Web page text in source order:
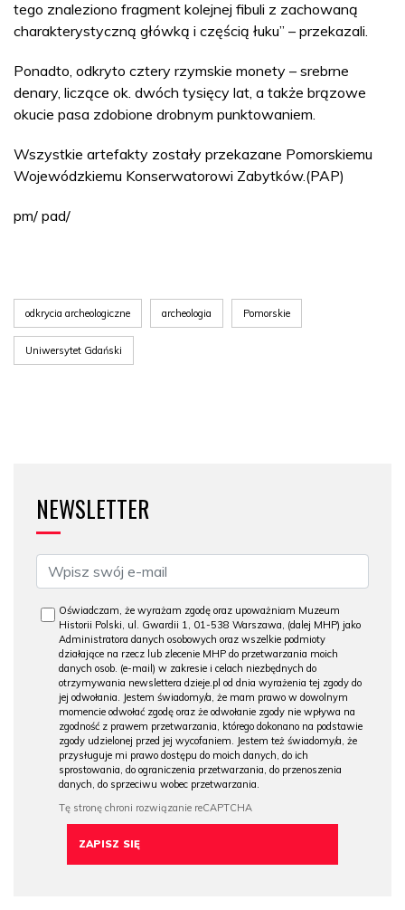
tego znaleziono fragment kolejnej fibuli z zachowaną
charakterystyczną główką i częścią łuku” – przekazali.
Ponadto, odkryto cztery rzymskie monety – srebrne
denary, liczące ok. dwóch tysięcy lat, a także brązowe
okucie pasa zdobione drobnym punktowaniem.
Wszystkie artefakty zostały przekazane Pomorskiemu
Wojewódzkiemu Konserwatorowi Zabytków.(PAP)
pm/ pad/
odkrycia archeologiczne archeologia Pomorskie
Uniwersytet Gdański
NEWSLETTER
Oświadczam, że wyrażam zgodę oraz upoważniam Muzeum
Historii Polski, ul. Gwardii 1, 01-538 Warszawa, (dalej MHP) jako
Administratora danych osobowych oraz wszelkie podmioty
działające na rzecz lub zlecenie MHP do przetwarzania moich
danych osob. (e-mail) w zakresie i celach niezbędnych do
otrzymywania newslettera dzieje.pl od dnia wyrażenia tej zgody do
jej odwołania. Jestem świadomy/a, że mam prawo w dowolnym
momencie odwołać zgodę oraz że odwołanie zgody nie wpływa na
zgodność z prawem przetwarzania, którego dokonano na podstawie
zgody udzielonej przed jej wycofaniem. Jestem też świadomy/a, że
przysługuje mi prawo dostępu do moich danych, do ich
sprostowania, do ograniczenia przetwarzania, do przenoszenia
danych, do sprzeciwu wobec przetwarzania.